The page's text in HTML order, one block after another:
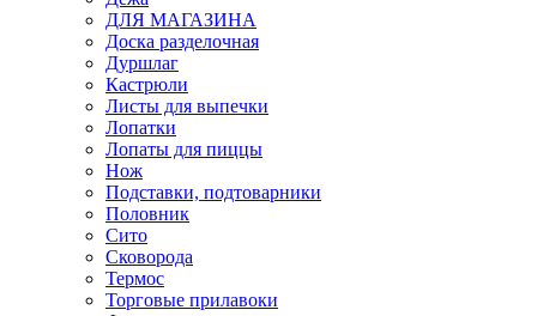
ДЛЯ МАГАЗИНА
Доска разделочная
Дуршлаг
Кастрюли
Листы для выпечки
Лопатки
Лопаты для пиццы
Нож
Подставки, подтоварники
Половник
Сито
Сковорода
Термос
Торговые прилавоки